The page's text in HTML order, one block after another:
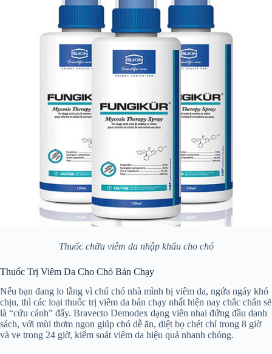
Thuốc chữa viêm da nhập khẩu cho chó
Thuốc Trị Viêm Da Cho Chó Bán Chạy
Nếu bạn đang lo lắng vì chú chó nhà mình bị viêm da, ngứa ngáy khó
chịu, thì các loại thuốc trị viêm da bán chạy nhất hiện nay chắc chắn sẽ
là “cứu cánh” đấy. Bravecto Demodex dạng viên nhai đứng đầu danh
sách, với mùi thơm ngon giúp chó dễ ăn, diệt bọ chét chỉ trong 8 giờ
và ve trong 24 giờ, kiểm soát viêm da hiệu quả nhanh chóng.